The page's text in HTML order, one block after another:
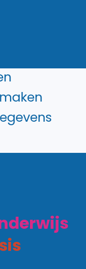
en
voor stap.